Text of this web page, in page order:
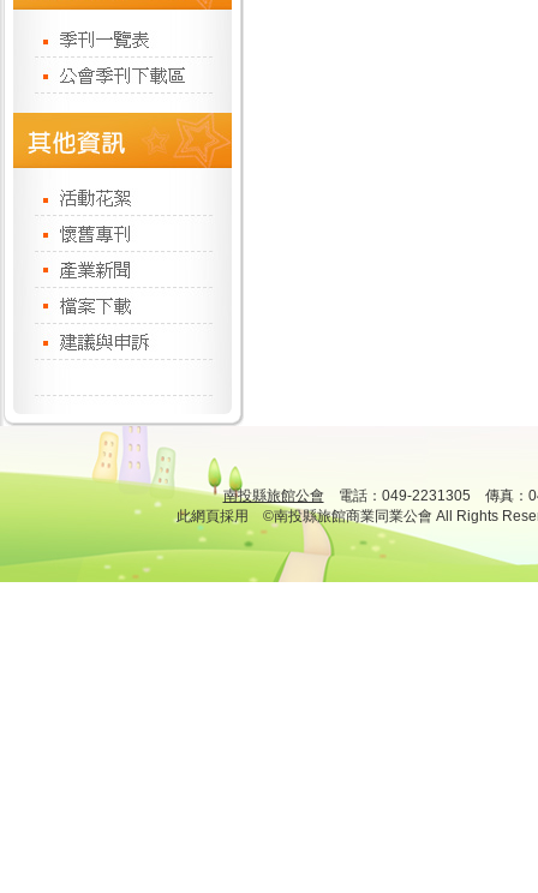
南投縣旅館公會 電話：049-2231305 傳真：
此網頁採用 ©南投縣旅館商業同業公會 All Rights